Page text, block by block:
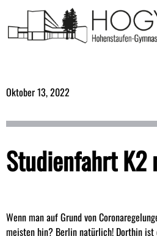
Oktober 13, 2022
Studienfahrt K2
Wenn man auf Grund von
meisten hin? Berlin natürlich! Dorthin